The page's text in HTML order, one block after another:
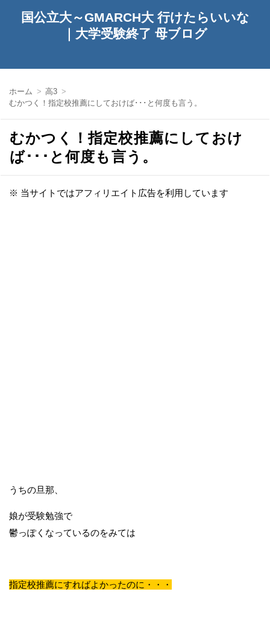
国公立大～GMARCH大 行けたらいいな
｜大学受験終了 母ブログ
ホーム
高3
むかつく！指定校推薦にしておけば･･･と何度も言う。
むかつく！指定校推薦にしておけ
ば･･･と何度も言う。
※ 当サイトではアフィリエイト広告を利用しています
うちの旦那、
娘が受験勉強で
鬱っぽくなっているのをみては
指定校推薦にすればよかったのに・・・